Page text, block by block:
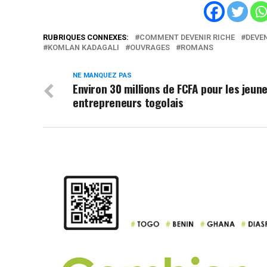
RUBRIQUES CONNEXES: COMMENT DEVENIR RICHE
KOMLAN KADAGALI
OUVRAGES ROMANS
NE MANQUEZ PAS
Environ 30 millions de FCFA pour les
entrepreneurs togolais